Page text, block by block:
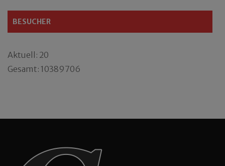
BESUCHER
Aktuell: 20
Gesamt: 10389706